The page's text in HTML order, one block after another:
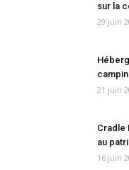
sur la
29 juin
21 juin
Cradle
au
16 juin